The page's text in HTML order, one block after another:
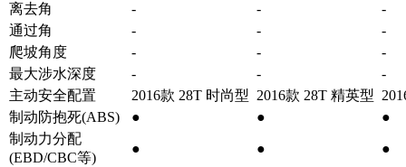
离去角
- -
-
通过角
- -
-
爬坡角度
- -
-
最大涉水深度
- -
-
主动安全配置
2016款 28T 时尚型 2016款 28T 精英型
制动防抱死(ABS)
● ●
●
制动力分配
(EBD/CBC等)
● ●
●